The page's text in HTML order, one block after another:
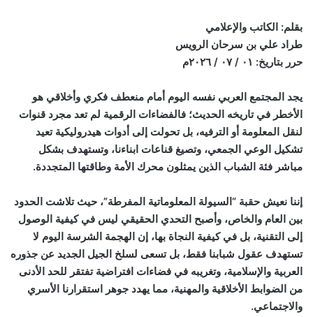
بقلم: الكاتب والإعلامي
طراد علي بن سرحان الرويس
حرر بتاريخ: ٠١ / ٠٧ / ٢٠٢٦م
يجد المجتمع العربي نفسه اليوم أمام منعطف فكري وأخلاقي هو
الأخطر في تاريخه الحديث؛ فالفضاءات الرقمية لم تعد مجرد قنوات
لنقل المعلومة أو الترفيه، بل تحولت إلى أدوات هيدروليكية تعيد
تشكيل الوعي الجمعي، وتصيغ قناعات ابناءنا، وتستهدف بشكل
مباشر فئة الشباب الذين يمثلون محرك الأمة وطاقتها المتجددة.
إننا نعيش حقبة “السيولة المعلوماتية المفرطة”، حيث تلاشت الحدود
بين العام والخاص، وأصبح التحدي الحقيقي ليس في كيفية الوصول
إلى التقنية، بل في كيفية النجاة بها، إن الهجمة الشرسة اليوم لا
تستهدف عقول شبابنا فقط، بل تسعى لسلخ الجيل الجديد عن جذوره
العربية والإسلامية، وتغريبه في فضاءات افتراضية تفتقر للحد الأدنى
من الضوابط الأخلاقية والمهنية، مما يهدد جوهر استقرارنا الأسري
والاجتماعي.